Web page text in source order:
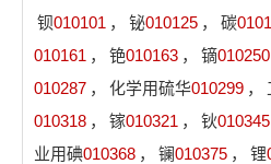
钡010101 ， 铋010125 ， 碳
010161 ， 铯010163 ， 镝010250
010287 ， 化学用硫华010299 ，
010318 ， 镓010321 ， 钬010345
业用碘010368 ， 镧010375 ， 锂